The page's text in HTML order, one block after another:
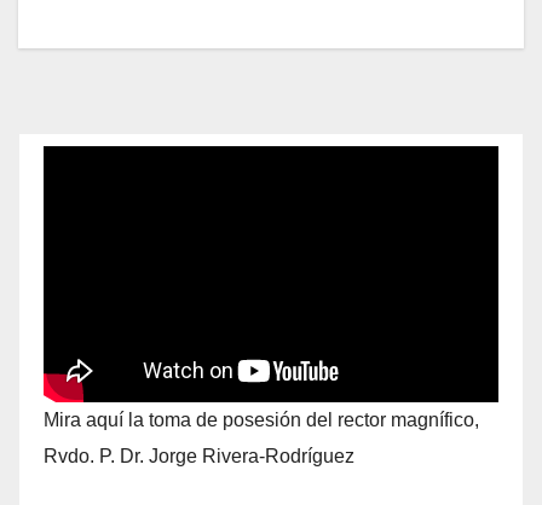
Mira aquí la toma de posesión del rector magnífico,
Rvdo. P. Dr. Jorge Rivera-Rodríguez